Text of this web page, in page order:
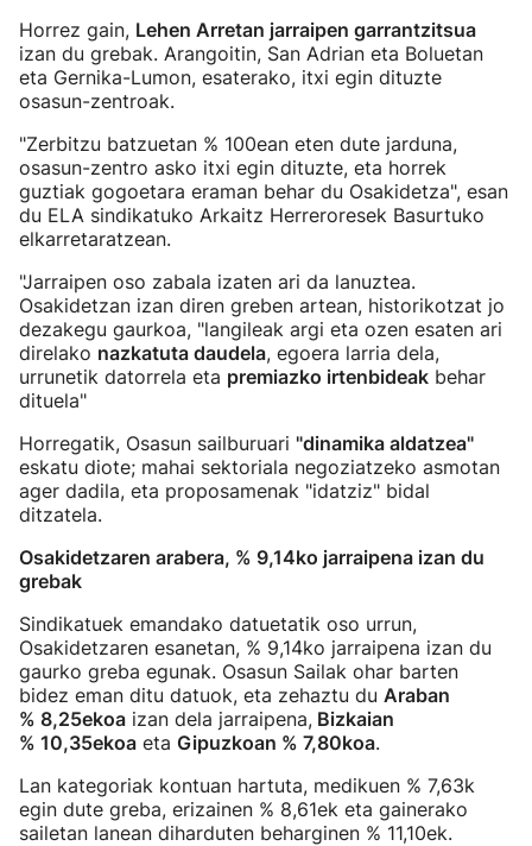
Horrez gain, Lehen Arretan jarraipen garrantzitsua
izan du grebak. Arangoitin, San Adrian eta Boluetan
eta Gernika-Lumon, esaterako, itxi egin dituzte
osasun-zentroak.
"Zerbitzu batzuetan % 100ean eten dute jarduna,
osasun-zentro asko itxi egin dituzte, eta horrek
guztiak gogoetara eraman behar du Osakidetza", esan
du ELA sindikatuko Arkaitz Herreroresek Basurtuko
elkarretaratzean.
"Jarraipen oso zabala izaten ari da lanuztea.
Osakidetzan izan diren greben artean, historikotzat jo
dezakegu gaurkoa, "langileak argi eta ozen esaten ari
direlako nazkatuta daudela, egoera larria dela,
urrunetik datorrela eta premiazko irtenbideak behar
dituela"
Horregatik, Osasun sailburuari "dinamika aldatzea"
eskatu diote; mahai sektoriala negoziatzeko asmotan
ager dadila, eta proposamenak "idatziz" bidal
ditzatela.
Osakidetzaren arabera, % 9,14ko jarraipena izan du
grebak
Sindikatuek emandako datuetatik oso urrun,
Osakidetzaren esanetan, % 9,14ko jarraipena izan du
gaurko greba egunak. Osasun Sailak ohar barten
bidez eman ditu datuok, eta zehaztu du Araban
% 8,25ekoa izan dela jarraipena, Bizkaian
% 10,35ekoa eta Gipuzkoan % 7,80koa.
Lan kategoriak kontuan hartuta, medikuen % 7,63k
egin dute greba, erizainen % 8,61ek eta gainerako
sailetan lanean diharduten beharginen % 11,10ek.